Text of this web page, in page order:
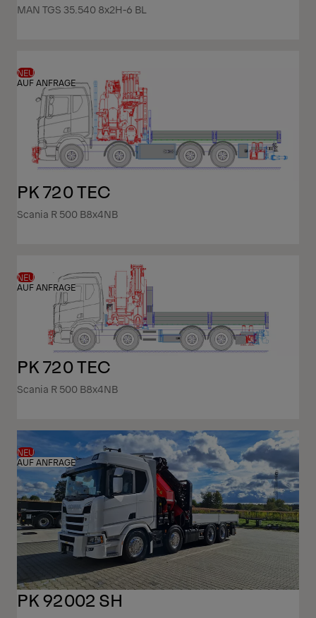
MAN TGS 35.540 8x2H-6 BL
NEU
AUF ANFRAGE
PK 720 TEC
Scania R 500 B8x4NB
NEU
AUF ANFRAGE
PK 720 TEC
Scania R 500 B8x4NB
NEU
AUF ANFRAGE
PK 92002 SH